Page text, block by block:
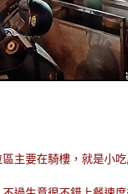
主要在騎樓，就是小吃